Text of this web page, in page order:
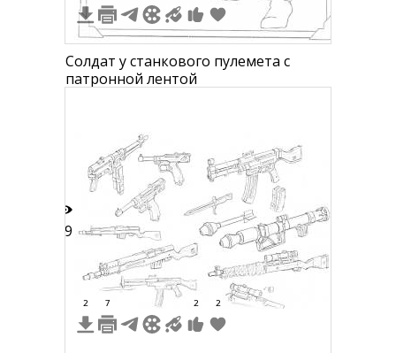
Солдат у станкового пулемета с
патронной лентой
19
2 7 2 2